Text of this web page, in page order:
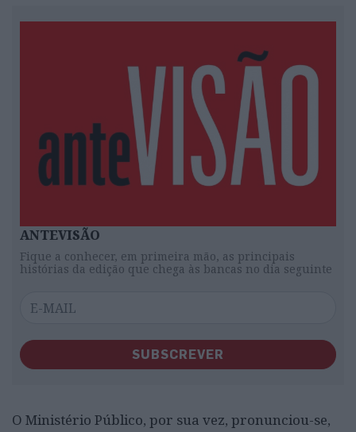
ANTEVISÃO
Fique a conhecer, em primeira mão, as principais
histórias da edição que chega às bancas no dia seguinte
SUBSCREVER
O Ministério Público, por sua vez, pronunciou-se,